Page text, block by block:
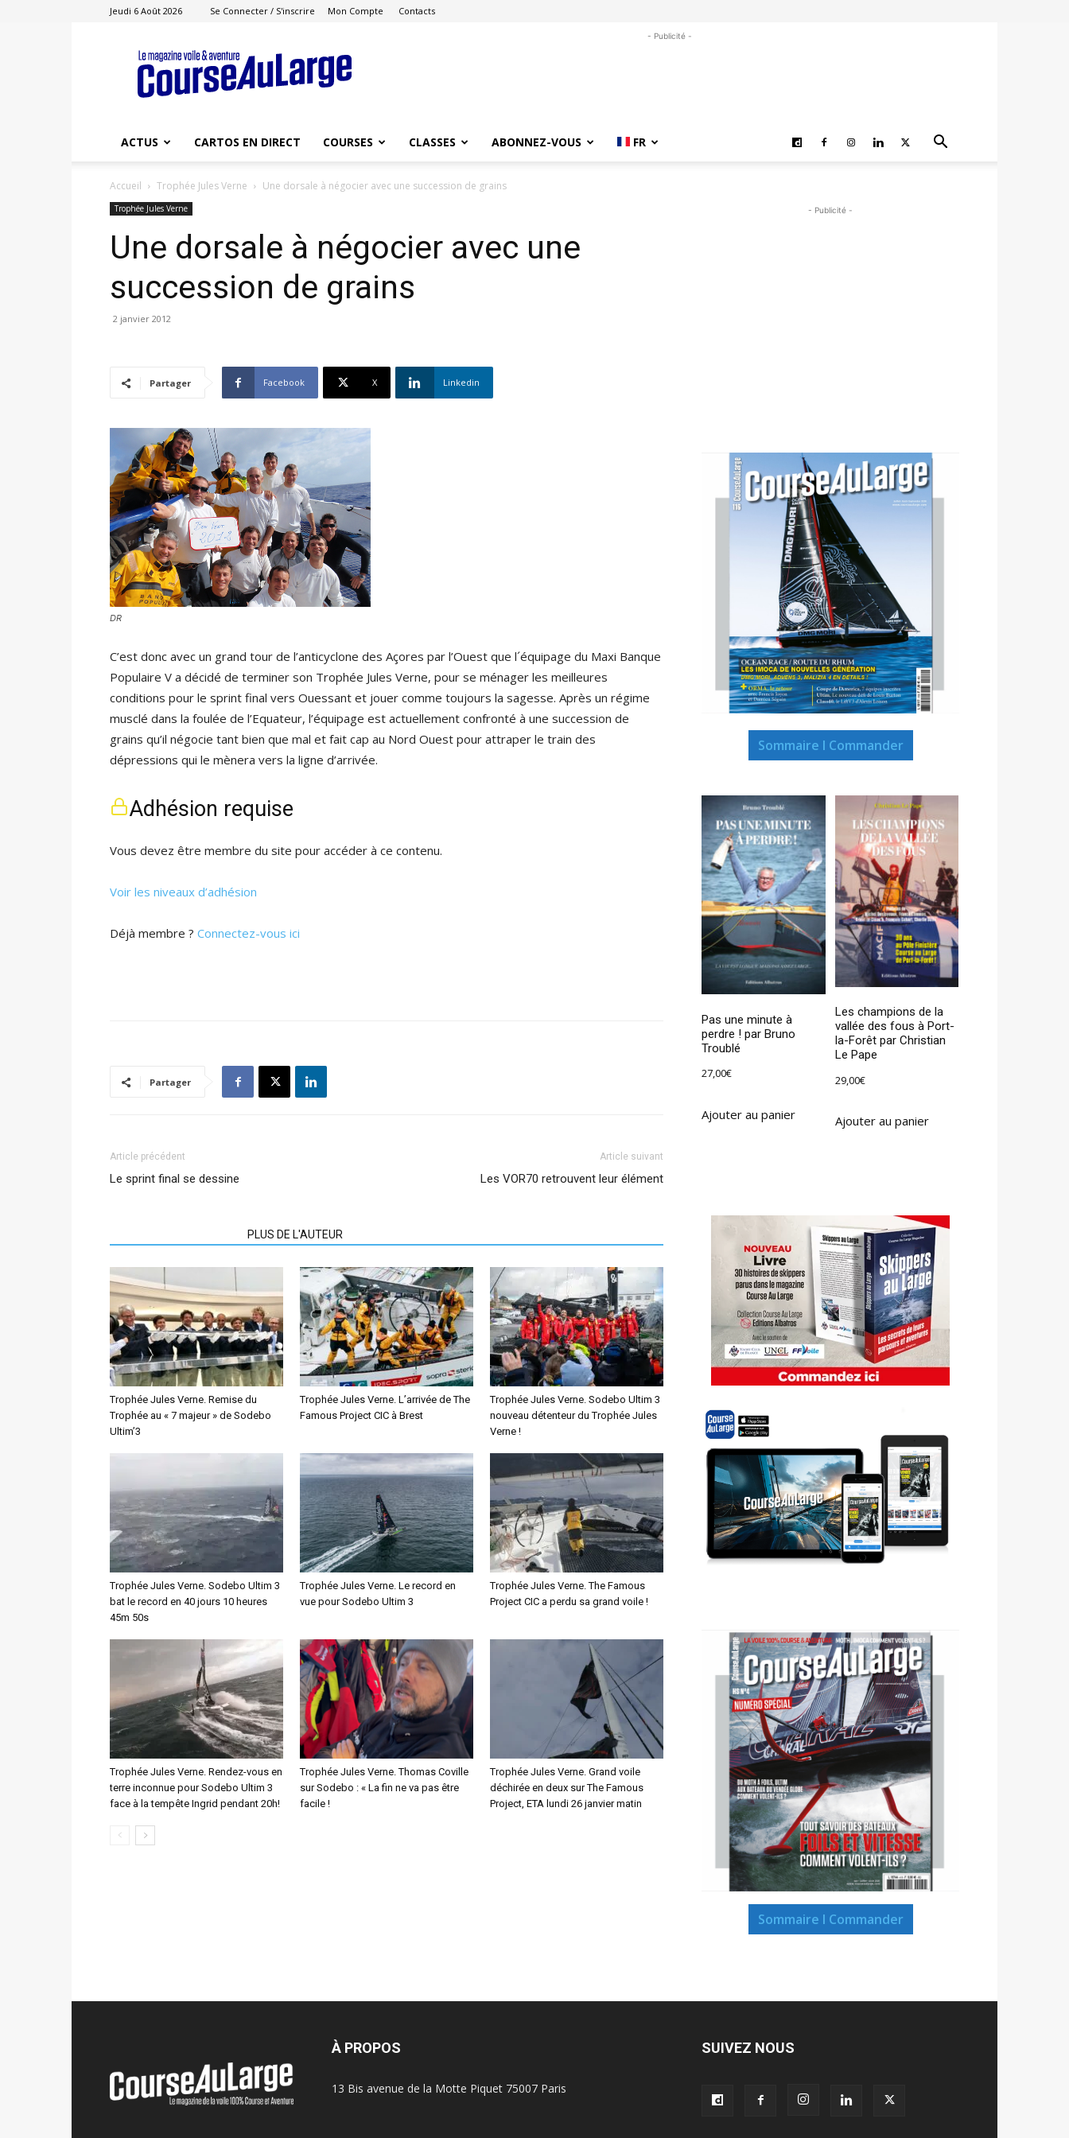
Jeudi 6 Août 2026 Se Connecter / S'inscrire Mon Compte Contacts
Course
au
Large
- Publicité -
ACTUS CARTOS EN DIRECT COURSES CLASSES ABONNEZ-VOUS FR
Accueil Trophée Jules Verne Une dorsale à négocier avec une succession de grains
Trophée Jules Verne
Une dorsale à négocier avec une
succession de grains
2 janvier 2012
Partager Facebook X Linkedin
DR
C’est donc avec un grand tour de l’anticyclone des Açores par l’Ouest que l´équipage du Maxi Banque
Populaire V a décidé de terminer son Trophée Jules Verne, pour se ménager les meilleures
conditions pour le sprint final vers Ouessant et jouer comme toujours la sagesse. Après un régime
musclé dans la foulée de l’Equateur, l’équipage est actuellement confronté à une succession de
grains qu’il négocie tant bien que mal et fait cap au Nord Ouest pour attraper le train des
dépressions qui le mènera vers la ligne d’arrivée.
Adhésion requise
Vous devez être membre du site pour accéder à ce contenu.
Voir les niveaux d’adhésion
Déjà membre ? Connectez-vous ici
Partager
Article précédent
Le sprint final se dessine
Article suivant
Les VOR70 retrouvent leur élément
PLUS DE L'AUTEUR
Trophée Jules Verne. Remise du
Trophée au « 7 majeur » de Sodebo
Ultim’3
Trophée Jules Verne. L’arrivée de The
Famous Project CIC à Brest
Trophée Jules Verne. Sodebo Ultim 3
nouveau détenteur du Trophée Jules
Verne !
Trophée Jules Verne. Sodebo Ultim 3
bat le record en 40 jours 10 heures
45m 50s
Trophée Jules Verne. Le record en
vue pour Sodebo Ultim 3
Trophée Jules Verne. The Famous
Project CIC a perdu sa grand voile !
Trophée Jules Verne. Rendez-vous en
terre inconnue pour Sodebo Ultim 3
face à la tempête Ingrid pendant 20h!
Trophée Jules Verne. Thomas Coville
sur Sodebo : « La fin ne va pas être
facile !
Trophée Jules Verne. Grand voile
déchirée en deux sur The Famous
Project, ETA lundi 26 janvier matin
- Publicité -
Sommaire I Commander
Pas une minute à
perdre ! par Bruno
Troublé
27,00€
Ajouter au panier
Les champions de la
vallée des fous à Port-
la-Forêt par Christian
Le Pape
29,00€
Ajouter au panier
Sommaire I Commander
À PROPOS
13 Bis avenue de la Motte Piquet 75007 Paris
SUIVEZ NOUS